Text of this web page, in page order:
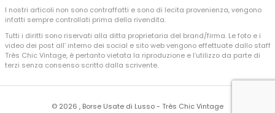
I nostri articoli non sono contraffatti e sono di lecita provenienza, vengono
infatti sempre controllati prima della rivendita.
Tutti i diritti sono riservati alla ditta proprietaria del brand/firma. Le foto e i
video dei post all’ interno dei social e sito web vengono effettuate dallo staff
Très Chic Vintage, è pertanto vietata la riproduzione e l’utilizzo da parte di
terzi senza consenso scritto dalla scrivente.
© 2026 , Borse Usate di Lusso - Très Chic Vintage